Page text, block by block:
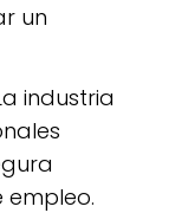
un
industria
empleo.